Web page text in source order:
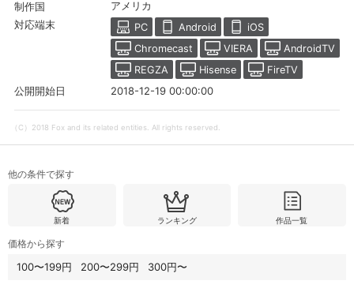
レンタル、購入、定額見放題の購入履歴の
確認が可能です。こちらから視聴いただく
と便利です。
お気に入りに登録した作品を確認できま
視聴年齢制限
サイト内で表示される作品の表示制限が可
能です。5段階の年齢区分から選択できま
視聴デバイス一覧
スマホなどでRakuten TVを視聴する際のデ
制作国 アメリカ
対応端末 PC Android
iOS
Chromecast
VIERA
AndroidTV
REGZA
Hisense
FireTV
公開開始日
2018-12-19 00:00:00
（C）2018 Fox and its related entities. All rights reserved.
他の条件で探す
新着 ランキング 作品一覧
価格から探す
100〜199円 200〜299円 300円〜